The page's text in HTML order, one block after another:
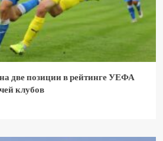
две позиции в рейтинге УЕФА
клубов